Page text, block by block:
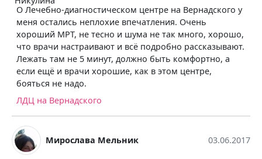
О Лечебно-диагностическом центре на Вернадского у
меня остались неплохие впечатления. Очень
хороший МРТ, не тесно и шума не так много, хорошо,
что врачи настраивают и всё подробно рассказывают.
Лежать там не 5 минут, должно быть комфортно, а
если ещё и врачи хорошие, как в этом центре,
бояться не надо.
ЛДЦ на Вернадского
Мирослава Мельник 03.06.2017